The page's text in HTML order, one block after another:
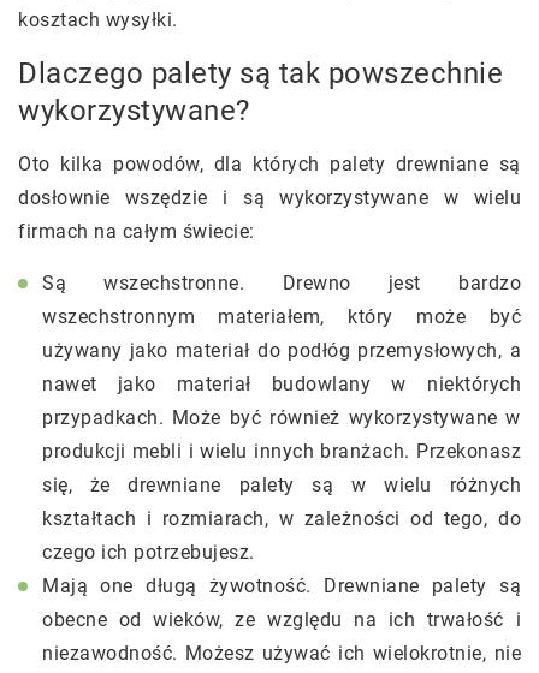
kosztach wysyłki.
Dlaczego palety są tak powszechnie
wykorzystywane?
Oto kilka powodów, dla których palety drewniane są
dosłownie wszędzie i są wykorzystywane w wielu
firmach na całym świecie:
Są wszechstronne. Drewno jest bardzo
wszechstronnym materiałem, który może być
używany jako materiał do podłóg przemysłowych, a
nawet jako materiał budowlany w niektórych
przypadkach. Może być również wykorzystywane w
produkcji mebli i wielu innych branżach. Przekonasz
się, że drewniane palety są w wielu różnych
kształtach i rozmiarach, w zależności od tego, do
czego ich potrzebujesz.
Mają one długą żywotność. Drewniane palety są
obecne od wieków, ze względu na ich trwałość i
niezawodność. Możesz używać ich wielokrotnie, nie